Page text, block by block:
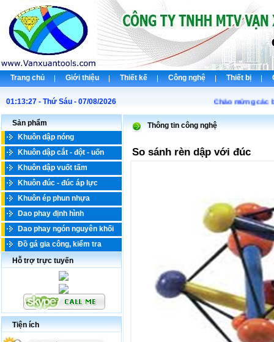
Trang chủ Giới thiệu Thiết kế Công nghệ Thiết bị
01:13:27 - Thứ Sáu - 07/08/2026 Chào mừng các
Sản phẩm
Khuôn dập nóng
Khuôn dập cắt - đột - uốn
Khuôn dập vuốt tấm
Khuôn đúc - đúc áp lực
Khuôn ép phun nhựa
Dao phay định hình
Dao phay ngón nguyên khối
Đồ gá gia công, kiểm tra
Hỗ trợ trực tuyến
Tiện ích
Thông tin công nghệ
So sánh rèn dập với đúc